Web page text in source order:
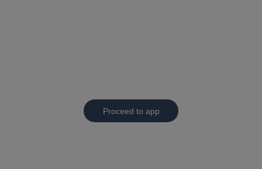
Proceed to app